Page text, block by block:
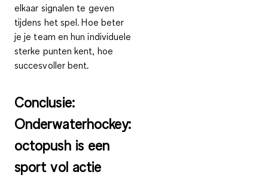
elkaar signalen te geven
tijdens het spel. Hoe beter
je je team en hun individuele
sterke punten kent, hoe
succesvoller bent.
Conclusie:
Onderwaterhockey:
octopush is een
sport vol actie